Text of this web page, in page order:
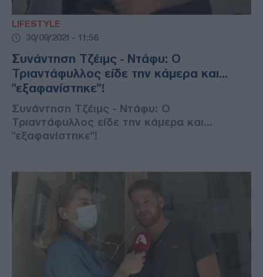
LIFESTYLE
30/09/2021 - 11:56
Συνάντηση Τζέιμς - Ντάφυ: Ο
Τριαντάφυλλος είδε την κάμερα και...
"εξαφανίστηκε"!
Συνάντηση Τζέιμς - Ντάφυ: Ο
Τριαντάφυλλος είδε την κάμερα και...
"εξαφανίστηκε"!